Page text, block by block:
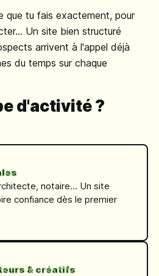
que tu fais exactement, pour
Un site bien structuré
arrivent à l'appel déjà
du temps sur chaque
d'activité ?
notaire... Un site
confiance dès le premier
& créatifs